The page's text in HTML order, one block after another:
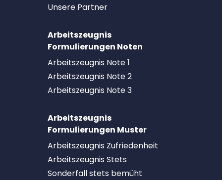
Unsere Partner
Arbeitszeugnis
Formulierungen Noten
Arbeitszeugnis Note 1
Arbeitszeugnis Note 2
Arbeitszeugnis Note 3
Arbeitszeugnis
Formulierungen Muster
Arbeitszeugnis Zufriedenheit
Arbeitszeugnis Stets
Sonderfall stets bemüht